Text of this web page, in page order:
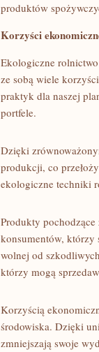
produktów
Korzyści
Ekologiczne
ze sobą wiele
praktyk⁢ dla⁣ naszej
portfele.
Dzięki
produkcji,⁤ co
ekologiczne techniki
Produkty
konsumentów,⁤ którzy‍
wolnej od⁤
którzy mogą
Korzyścią
środowiska.⁣ Dzięki
zmniejszają swoje